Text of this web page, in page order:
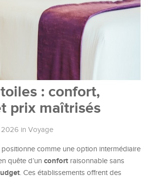
: confort,
prix maîtrisés
2026 in Voyage
positionne comme une option intermédiaire
quête d’un confort raisonnable sans
. Ces établissements offrent des